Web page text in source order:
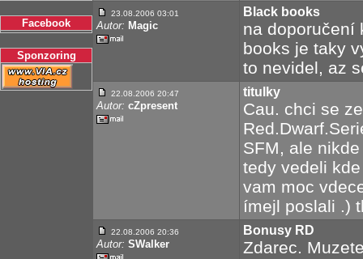
Facebook
Sponzoring
23.08.2006 03:01
Autor: Magic
Black books
na doporučení
books je taky
to nevidel, az
22.08.2006 20:47
Autor: cZpresent
titulky
Cau. chci se
SFM, ale
tedy vedeli
vam moc
ímejl poslali .)
22.08.2006 20:36
Autor: SWalker
Bonusy RD
Zdarec.